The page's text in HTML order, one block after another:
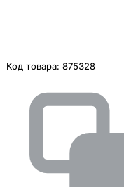
Код товара: 875328